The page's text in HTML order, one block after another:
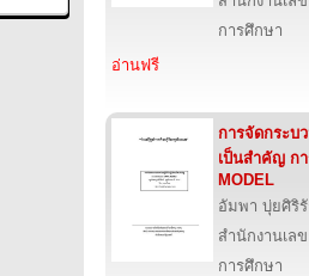
การศึกษา
อ่านฟรี
การจัดกระบ
เป็นสำคัญ ก
MODEL
อัมพา บุ่ยศิริ
สำนักงานเล
การศึกษา